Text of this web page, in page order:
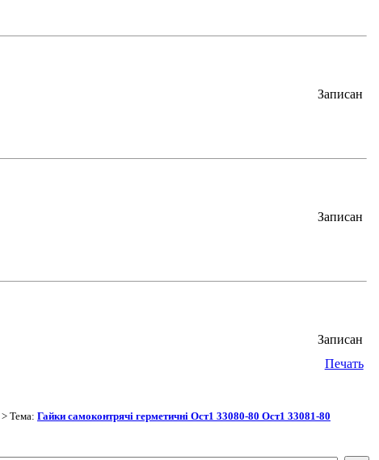
Записан
Записан
Записан
Печать
> Тема: Гайки самоконтрячі герметичні Ост1 33080-80 Ост1 33081-80